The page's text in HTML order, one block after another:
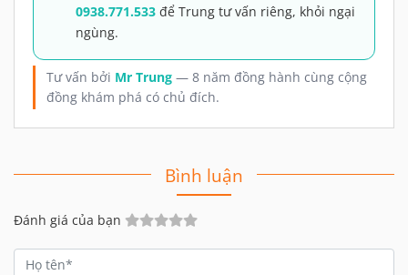
0938.771.533 để Trung tư vấn riêng, khỏi ngại
ngùng.
Tư vấn bởi Mr Trung — 8 năm đồng hành cùng cộng
đồng khám phá có chủ đích.
Bình luận
Đánh giá của bạn